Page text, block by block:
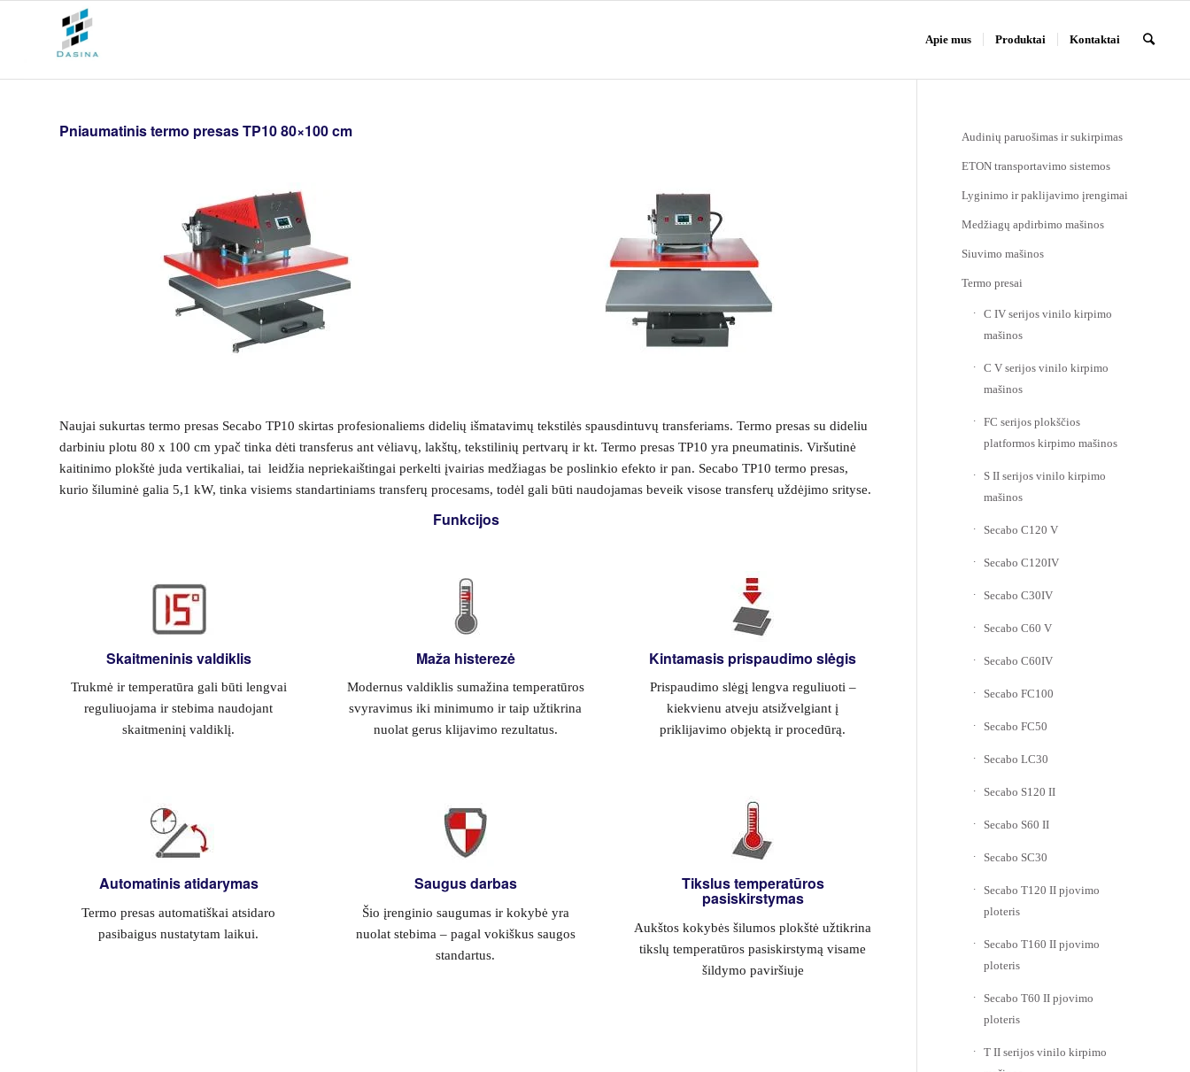
Apie mus Produktai Kontaktai
Pniaumatinis termo presas TP10 80×100 cm
Naujai sukurtas termo presas Secabo TP10 skirtas profesionaliems didelių išmatavimų tekstilės spausdintuvų transferiams. Termo presas su dideliu
darbiniu plotu 80 x 100 cm ypač tinka dėti transferus ant vėliavų, lakštų, tekstilinių pertvarų ir kt. Termo presas TP10 yra pneumatinis. Viršutinė
kaitinimo plokštė juda vertikaliai, tai leidžia nepriekaištingai perkelti įvairias medžiagas be poslinkio efekto ir pan. Secabo TP10 termo presas,
kurio šiluminė galia 5,1 kW, tinka visiems standartiniams transferų procesams, todėl gali būti naudojamas beveik visose transferų uždėjimo srityse.
Funkcijos
Skaitmeninis valdiklis
Trukmė ir temperatūra gali būti lengvai
reguliuojama ir stebima naudojant
skaitmeninį valdiklį.
Maža histerezė
Modernus valdiklis sumažina temperatūros
svyravimus iki minimumo ir taip užtikrina
nuolat gerus klijavimo rezultatus.
Kintamasis prispaudimo slėgis
Prispaudimo slėgį lengva reguliuoti –
kiekvienu atveju atsižvelgiant į
priklijavimo objektą ir procedūrą.
Automatinis atidarymas
Termo presas automatiškai atsidaro
pasibaigus nustatytam laikui.
Saugus darbas
Šio įrenginio saugumas ir kokybė yra
nuolat stebima – pagal vokiškus saugos
standartus.
Tikslus temperatūros
pasiskirstymas
Aukštos kokybės šilumos plokštė užtikrina
tikslų temperatūros pasiskirstymą visame
šildymo paviršiuje
Audinių paruošimas ir sukirpimas
ETON transportavimo sistemos
Lyginimo ir paklijavimo įrengimai
Medžiagų apdirbimo mašinos
Siuvimo mašinos
Termo presai
C IV serijos vinilo kirpimo
mašinos
C V serijos vinilo kirpimo
mašinos
FC serijos plokščios
platformos kirpimo mašinos
S II serijos vinilo kirpimo
mašinos
Secabo C120 V
Secabo C120IV
Secabo C30IV
Secabo C60 V
Secabo C60IV
Secabo FC100
Secabo FC50
Secabo LC30
Secabo S120 II
Secabo S60 II
Secabo SC30
Secabo T120 II pjovimo
ploteris
Secabo T160 II pjovimo
ploteris
Secabo T60 II pjovimo
ploteris
T II serijos vinilo kirpimo